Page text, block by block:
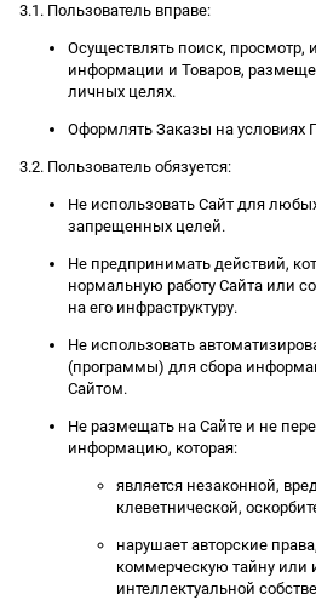
3.1. Пользователь вправе:
Осуществлять поиск, просмотр,
информации и Товаров,
личных целях.
Оформлять Заказы на условиях
3.2. Пользователь обязуется:
Не использовать Сайт для
запрещенных целей.
Не предпринимать действий,
нормальную работу Сайта или
на его инфраструктуру.
Не использовать
(программы) для сбора
Сайтом.
Не размещать на Сайте и не
информацию, которая:
является незаконной,
клеветнической,
нарушает авторские
коммерческую тайну или
интеллектуальной